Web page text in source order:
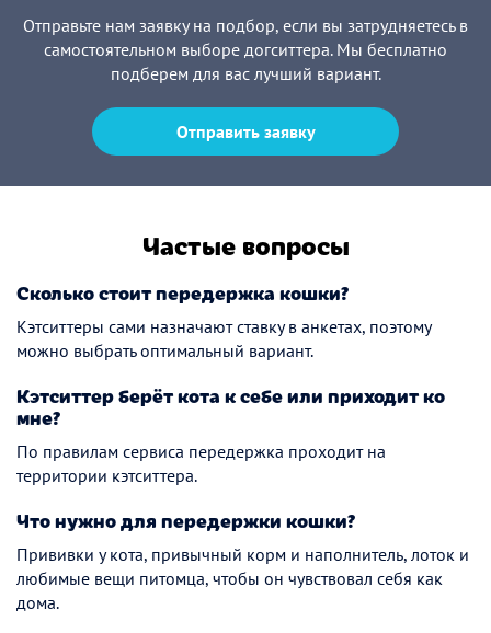
Отправьте нам заявку на подбор, если вы затрудняетесь в
самостоятельном выборе догситтера. Мы бесплатно
подберем для вас лучший вариант.
Отправить заявку
Частые вопросы
Сколько стоит передержка кошки?
Кэтситтеры сами назначают ставку в анкетах, поэтому
можно выбрать оптимальный вариант.
Кэтситтер берёт кота к себе или приходит ко
мне?
По правилам сервиса передержка проходит на
территории кэтситтера.
Что нужно для передержки кошки?
Прививки у кота, привычный корм и наполнитель, лоток и
любимые вещи питомца, чтобы он чувствовал себя как
дома.